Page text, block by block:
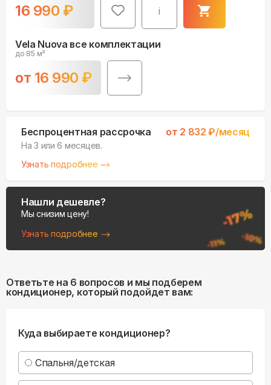
16 990 ₽ i
Vela Nuova все комплектации
до 85 м²
от 16 990 ₽
Беспроцентная рассрочка от 2 832 ₽/месяц
На 3 или 6 месяцев.
Узнать подробнее
Нашли дешевле?
Мы снизим цену!
Узнать подробнее
Ответьте на 6 вопросов и мы подберем
кондиционер, который подойдет вам:
Куда выбираете кондиционер?
Спальня/детская